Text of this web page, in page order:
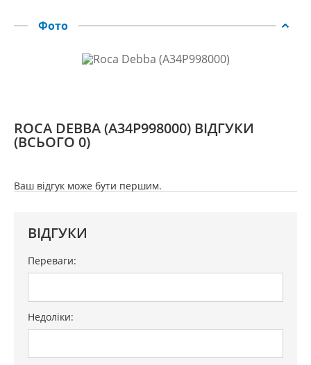
Фото
ROCA DEBBA (A34P998000) ВІДГУКИ
(ВСЬОГО 0)
Ваш відгук може бути першим.
ВІДГУКИ
Переваги:
Недоліки: